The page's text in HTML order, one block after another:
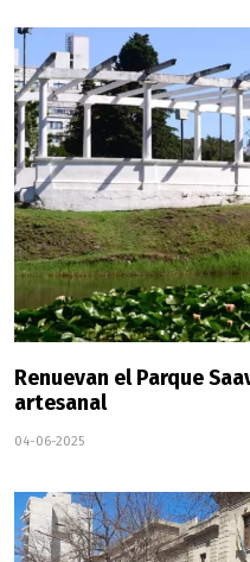
Renuevan el Parque
artesanal
04-06-2025